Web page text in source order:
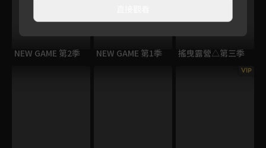
NEW GAME 第2季 NEW GAME 第1季 搖曳露營△第三季
VIP